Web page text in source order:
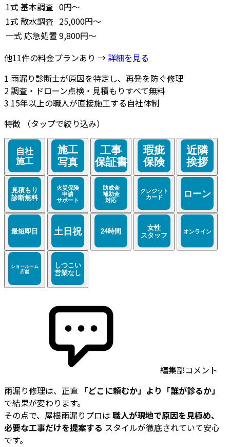
1式 基本調査 0円～
1式 散水調査 25,000円～
一式 応急処置 9,800円～
他11件の料金プランあり → 詳細を見る
1 雨漏り診断士が原因を特定し、再発を防ぐ修理
2調査・ドローン点検・見積もりすべて無料
3 15年以上の職人が直接施工する自社体制
特徴
（タップで絞り込み）
編集部コメント
雨漏り修理は、正直 「どこに頼むか」より「誰が診るか」
で結果が変わります。
その点で、屋根雨漏りプロは 職人が現地で原因を見極め、
必要な工事だけを提案する スタイルが徹底されていて安心
です。